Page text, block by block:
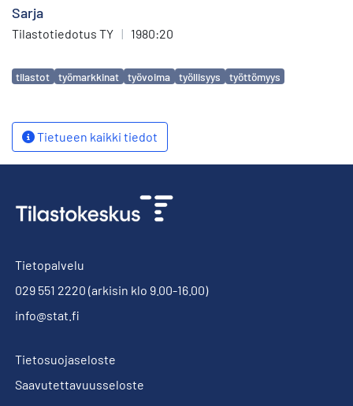
Sarja
Tilastotiedotus TY | 1980:20
Avainsanat
tilastot työmarkkinat työvoima työllisyys työttömyys
Tietueen kaikki tiedot
Tietopalvelu
029 551 2220 (arkisin klo 9.00-16.00)
info@stat.fi
Tietosuojaseloste
Saavutettavuusseloste